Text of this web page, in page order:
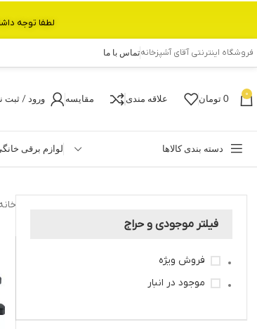
فروشگاه اینترنتی آقای آشپزخانهتماس با ما
0
0 تومان علاقه مندی مقایسه ورود / ثبت
دسته بندی کالاها لوازم برقی
فیلتر موجودی و حراج
فروش ویژه
موجود در انبار
لطفا توجه داشته باشید تمامی محصولات